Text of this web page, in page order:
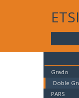
Grado
Doble
PARS